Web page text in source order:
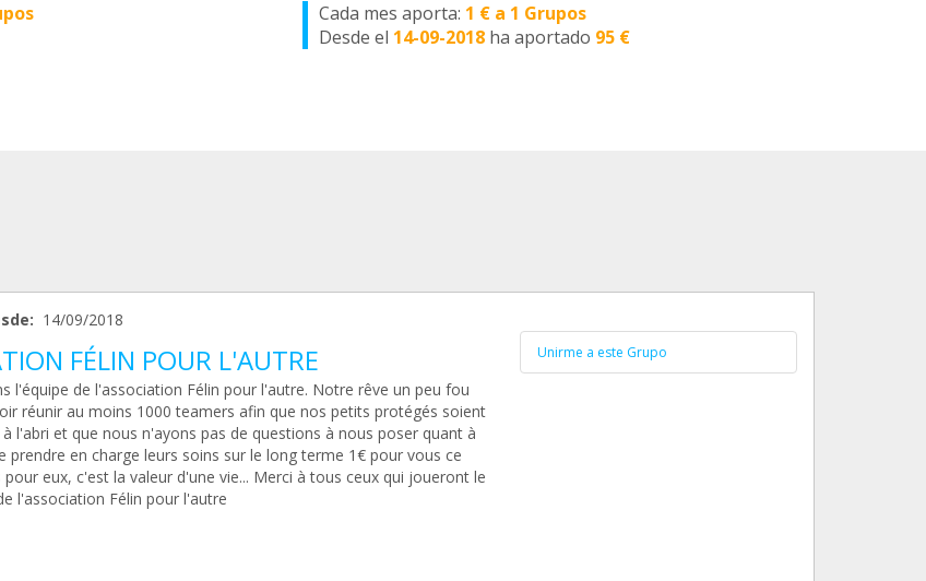
Cada mes aporta: 1 € a 1 Grupos
Desde el 14-09-2018 ha aportado 95 €
14/09/2018
FÉLIN POUR L'AUTRE
l'équipe de l'association Félin pour l'autre. Notre rêve un peu fou
réunir au moins 1000 teamers afin que nos petits protégés soient
l'abri et que nous n'ayons pas de questions à nous poser quant à
prendre en charge leurs soins sur le long terme 1€ pour vous ce
eux, c'est la valeur d'une vie... Merci à tous ceux qui joueront le
l'association Félin pour l'autre
Unirme a este Grupo